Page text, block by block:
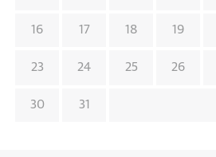
16 17 18 19
23 24 25 26
30 31